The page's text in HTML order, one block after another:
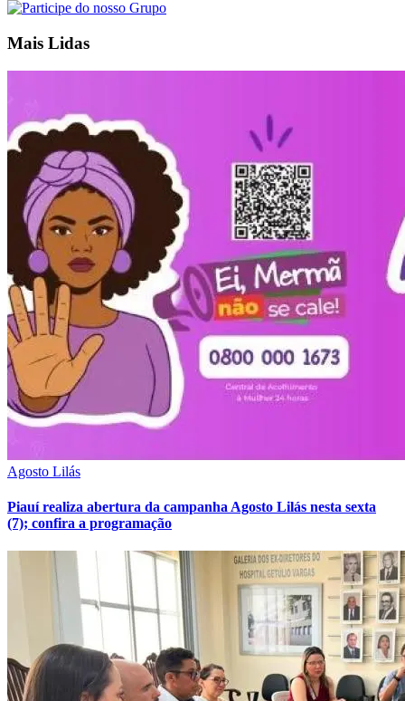
Mais Lidas
Agosto Lilás
Piauí realiza abertura da campanha Agosto Lilás nesta sexta
(7); confira a programação